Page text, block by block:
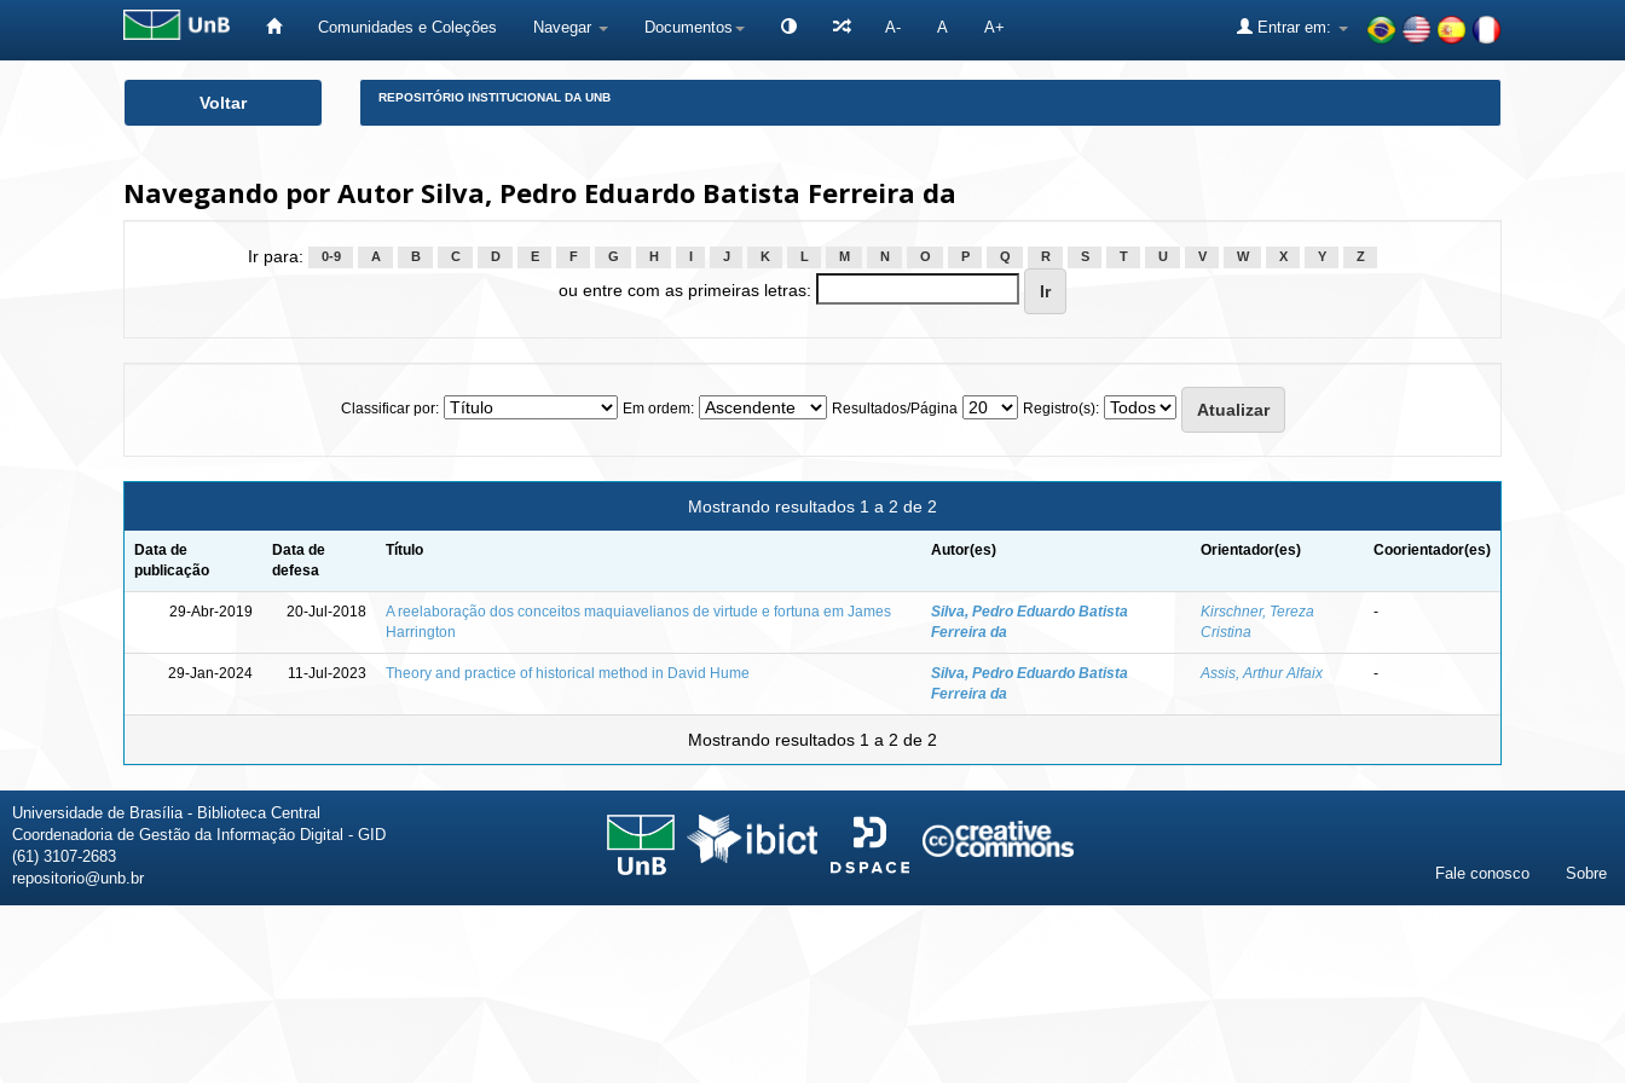
Comunidades e Coleções Navegar Documentos A- A A+ Entrar em:
Voltar REPOSITÓRIO INSTITUCIONAL DA UNB
Navegando por Autor Silva, Pedro Eduardo Batista Ferreira da
Ir para: 0-9 A B C D E F G H J K L M N O P Q R S T U V W X Y Z
ou entre com as primeiras letras:
Classificar por: Em ordem: Resultados/Página Registro(s):
Mostrando resultados 1 a 2 de 2
Data de
publicação
Data de
defesa
Título Autor(es) Orientador(es) Coorientador(es)
29-Abr-2019 20-Jul-2018
A reelaboração dos conceitos maquiavelianos de virtude e fortuna em James
Harrington
Silva, Pedro Eduardo Batista
Ferreira da
Kirschner, Tereza
Cristina
-
29-Jan-2024 11-Jul-2023 Theory and practice of historical method in David Hume
Silva, Pedro Eduardo Batista
Ferreira da
Assis, Arthur Alfaix -
Mostrando resultados 1 a 2 de 2
Universidade de Brasília - Biblioteca Central
Coordenadoria de Gestão da Informação Digital - GID
(61) 3107-2683
repositorio@unb.br
Fale conosco Sobre